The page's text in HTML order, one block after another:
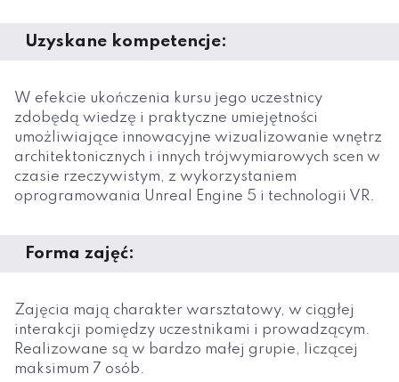
Uzyskane kompetencje:
W efekcie ukończenia kursu jego uczestnicy
zdobędą wiedzę i praktyczne umiejętności
umożliwiające innowacyjne wizualizowanie wnętrz
architektonicznych i innych trójwymiarowych scen w
czasie rzeczywistym, z wykorzystaniem
oprogramowania Unreal Engine 5 i technologii VR.
Forma zajęć:
Zajęcia mają charakter warsztatowy, w ciągłej
interakcji pomiędzy uczestnikami i prowadzącym.
Realizowane są w bardzo małej grupie, liczącej
maksimum 7 osób.